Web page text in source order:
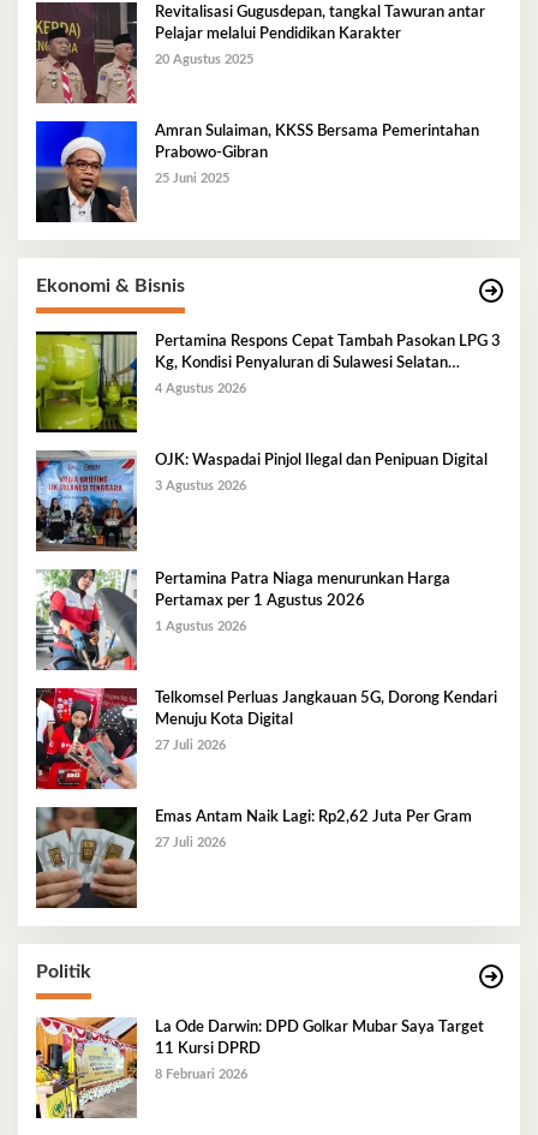
Revitalisasi Gugusdepan, tangkal Tawuran antar
Pelajar melalui Pendidikan Karakter
20 Agustus 2025
Amran Sulaiman, KKSS Bersama Pemerintahan
Prabowo-Gibran
25 Juni 2025
Ekonomi & Bisnis
Pertamina Respons Cepat Tambah Pasokan LPG 3
Kg, Kondisi Penyaluran di Sulawesi Selatan
Berlangsung Kondusif
4 Agustus 2026
OJK: Waspadai Pinjol Ilegal dan Penipuan Digital
3 Agustus 2026
Pertamina Patra Niaga menurunkan Harga
Pertamax per 1 Agustus 2026
1 Agustus 2026
Telkomsel Perluas Jangkauan 5G, Dorong Kendari
Menuju Kota Digital
27 Juli 2026
Emas Antam Naik Lagi: Rp2,62 Juta Per Gram
27 Juli 2026
Politik
La Ode Darwin: DPD Golkar Mubar Saya Target
11 Kursi DPRD
8 Februari 2026